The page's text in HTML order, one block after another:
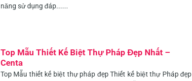
năng sử dụng đáp......
Top Mẫu Thiết Kế Biệt Thự Pháp Đẹp Nhất –
Centa
Top Mẫu thiết kế biệt thự pháp đẹp Thiết kế biệt thự Pháp đẹp